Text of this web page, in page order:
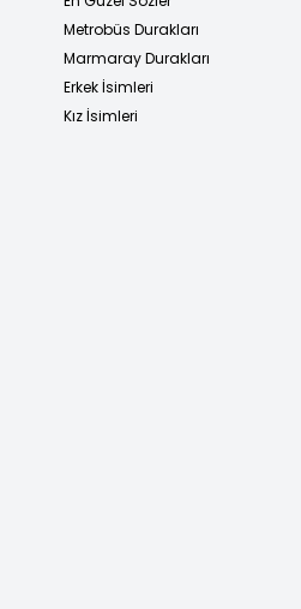
Metrobüs Durakları
Marmaray Durakları
Erkek İsimleri
Kız İsimleri